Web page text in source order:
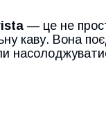
— це не
каву. Вона